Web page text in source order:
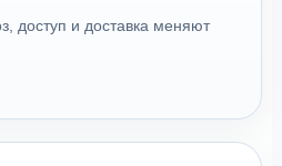
доступ и доставка меняют